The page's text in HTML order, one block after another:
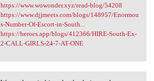
https://www.wowonder.xyz/read-blog/54208
https://www.djjmeets.com/blogs/148957/Enormou
s-Number-Of-Escort-in-South...
https://heroes.app/blogs/412366/HIRE-South-Ex-
2-CALL-GIRLS-24-7-AT-ONE